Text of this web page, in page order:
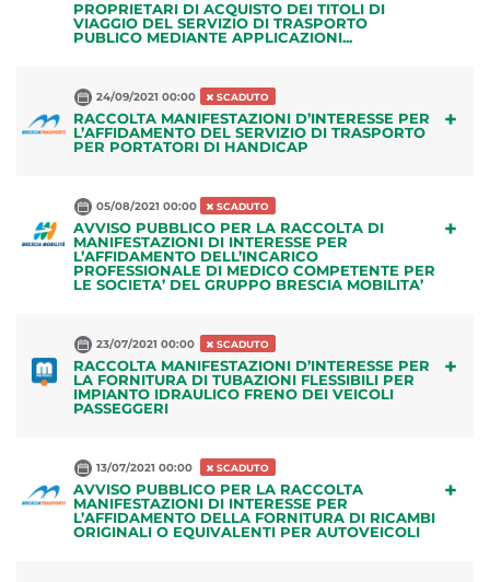
PROPRIETARI DI ACQUISTO DEI TITOLI DI
VIAGGIO DEL SERVIZIO DI TRASPORTO
PUBLICO MEDIANTE APPLICAZIONI...
24/09/2021 00:00 SCADUTO
RACCOLTA MANIFESTAZIONI D’INTERESSE PER
L’AFFIDAMENTO DEL SERVIZIO DI TRASPORTO
PER PORTATORI DI HANDICAP
+
05/08/2021 00:00 SCADUTO
AVVISO PUBBLICO PER LA RACCOLTA DI
MANIFESTAZIONI DI INTERESSE PER
L’AFFIDAMENTO DELL’INCARICO
PROFESSIONALE DI MEDICO COMPETENTE PER
LE SOCIETA’ DEL GRUPPO BRESCIA MOBILITA’
+
23/07/2021 00:00 SCADUTO
RACCOLTA MANIFESTAZIONI D’INTERESSE PER
LA FORNITURA DI TUBAZIONI FLESSIBILI PER
IMPIANTO IDRAULICO FRENO DEI VEICOLI
PASSEGGERI
+
13/07/2021 00:00 SCADUTO
AVVISO PUBBLICO PER LA RACCOLTA
MANIFESTAZIONI DI INTERESSE PER
L’AFFIDAMENTO DELLA FORNITURA DI RICAMBI
ORIGINALI O EQUIVALENTI PER AUTOVEICOLI
+